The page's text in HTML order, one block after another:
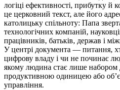
логіці ефективності, прибутку
це церковний текст, але його
католицьку спільноту: Папа
технологічних компаній,
працівників, батьків, держав і
У центрі документа — питання,
цифрову владу і чи не починає
якому людина стає лише набором
продуктивною одиницею або
управління.